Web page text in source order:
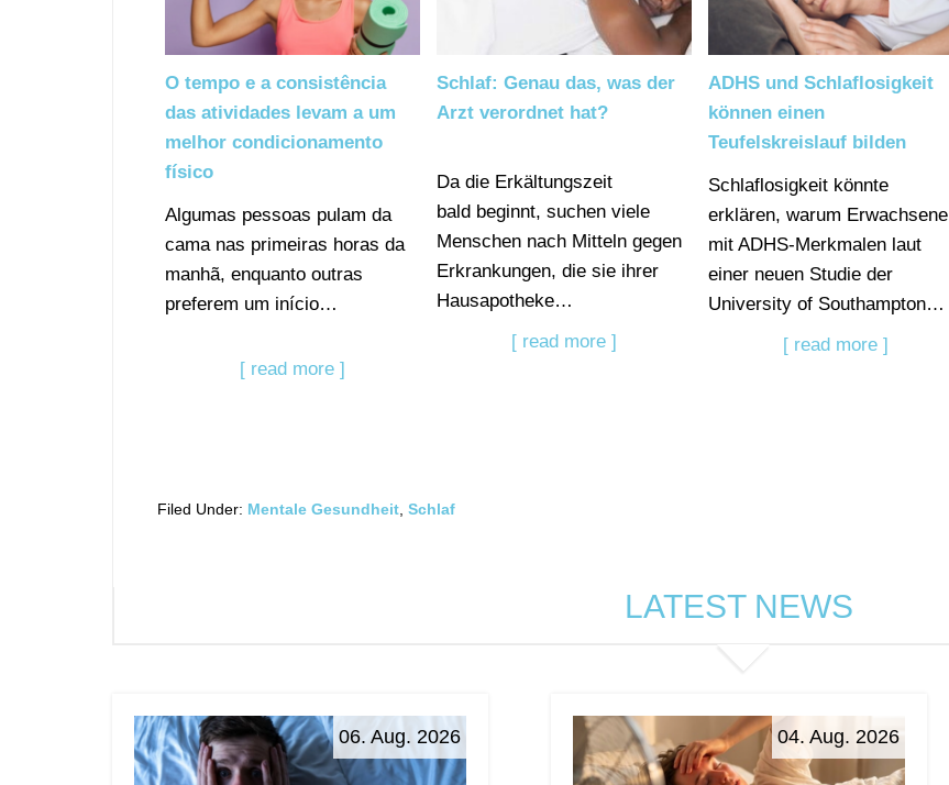
O tempo e a consistência
das atividades levam a um
melhor condicionamento
físico
Algumas pessoas pulam da
cama nas primeiras horas da
manhã, enquanto outras
preferem um início…
[ read more ]
Schlaf: Genau das, was der
Arzt verordnet hat?
Da die Erkältungszeit
bald beginnt, suchen viele
Menschen nach Mitteln gegen
Erkrankungen, die sie ihrer
Hausapotheke…
[ read more ]
ADHS und Schlaflosigkeit
können einen
Teufelskreislauf bilden
Schlaflosigkeit könnte
erklären, warum Erwachsene
mit ADHS-Merkmalen laut
einer neuen Studie der
University of Southampton…
[ read more ]
Filed Under: Mentale Gesundheit Schlaf
LATEST NEWS
06. Aug. 2026 04. Aug. 2026